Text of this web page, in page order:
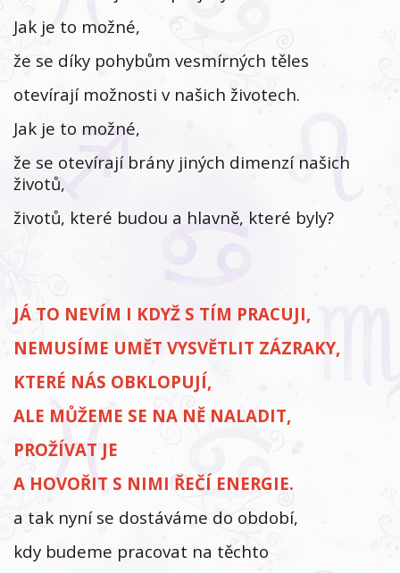
Jak je to možné,
že se díky pohybům vesmírných těles
otevírají možnosti v našich životech.
Jak je to možné,
že se otevírají brány jiných dimenzí našich
životů,
životů, které budou a hlavně, které byly?
JÁ TO NEVÍM I KDYŽ S TÍM PRACUJI,
NEMUSÍME UMĚT VYSVĚTLIT ZÁZRAKY,
KTERÉ NÁS OBKLOPUJÍ,
ALE MŮŽEME SE NA NĚ NALADIT,
PROŽÍVAT JE
A HOVOŘIT S NIMI ŘEČÍ ENERGIE.
a tak nyní se dostáváme do období,
kdy budeme pracovat na těchto